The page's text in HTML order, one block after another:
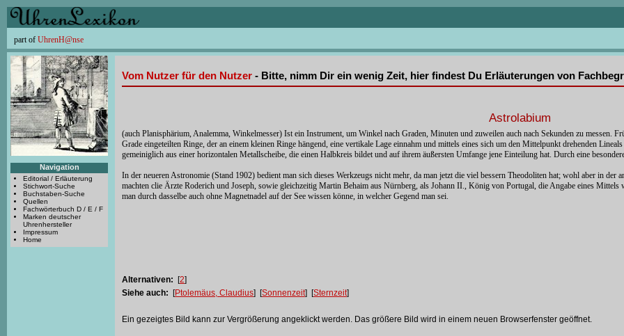
part of UhrenH@nse
Navigation
Editorial / Erläuterung
Stichwort-Suche
Buchstaben-Suche
Quellen
Fachwörterbuch D / E / F
Marken deutscher
Uhrenhersteller
Impressum
Home
Vom Nutzer für den Nutzer - Bitte, nimm Dir ein wenig Zeit, hier findest Du Erläuterungen von
Astrolabium
(auch Planisphärium, Analemma, Winkelmesser) Ist ein Instrument, um Winkel nach Graden, Minuten und zuweilen auch nach Sekunden zu messen.
Grade eingeteilten Ringe, der an einem kleinen Ringe hängend, eine vertikale Lage einnahm und mittels eines sich um den Mittelpunkt drehenden
gemeiniglich aus einer horizontalen Metallscheibe, die einen Halbkreis bildet und auf ihrem äußersten Umfange jene Einteilung hat. Durch eine
In der neueren Astronomie (Stand 1902) bedient man sich dieses Werkzeugs nicht mehr, da man jetzt die viel bessern Theodoliten hat; wohl aber in
machten clie Ärzte Roderich und Joseph, sowie gleichzeitig Martin Behaim aus Nürnberg, als Johann II., König von Portugal, die Angabe eines
man durch dasselbe auch ohne Magnetnadel auf der See wissen könne, in welcher Gegend man sei.
Alternativen: [2]
Siehe auch: [Ptolemäus, Claudius] [Sonnenzeit] [Sternzeit]
Ein gezeigtes Bild kann zur Vergrößerung angeklickt werden. Das größere Bild wird in einem neuen Browserfenster geöffnet.